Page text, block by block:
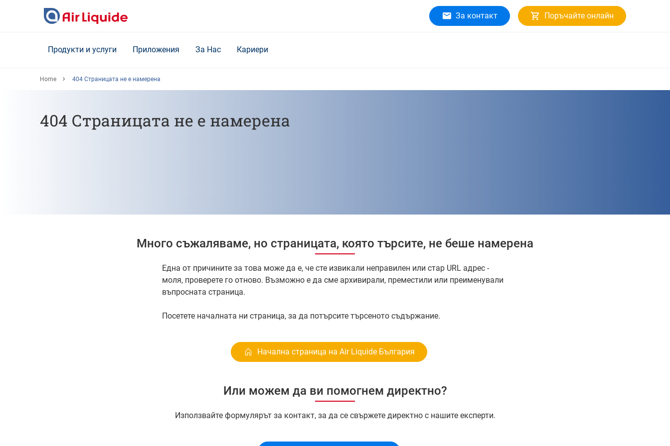
За контакт Поръчайте онлайн
Продукти и услуги Приложения За Нас Кариери
Home 404 Страницата не е намерена
404 Страницата не е намерена
Много съжаляваме, но страницата, която търсите, не беше намерена
Една от причините за това може да е, че сте извикали неправилен или стар URL адрес -
моля, проверете го отново. Възможно е да сме архивирали, преместили или преименували
въпросната страница.
Посетете началната ни страница, за да потърсите търсеното съдържание.
Начална страница на Air Liquide България
Или можем да ви помогнем директно?
Използвайте формулярът за контакт, за да се свържете директно с нашите експерти.